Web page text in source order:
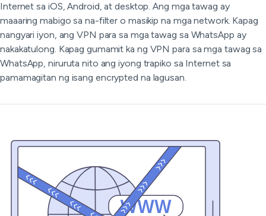
Internet sa iOS, Android, at desktop. Ang mga tawag ay
maaaring mabigo sa na-filter o masikip na mga network. Kapag
nangyari iyon, ang VPN para sa mga tawag sa WhatsApp ay
nakakatulong. Kapag gumamit ka ng VPN para sa mga tawag sa
WhatsApp, niruruta nito ang iyong trapiko sa Internet sa
pamamagitan ng isang encrypted na lagusan.